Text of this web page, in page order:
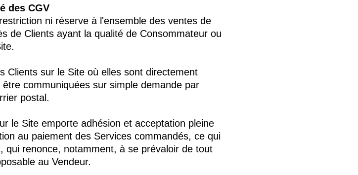
des CGV
ni réserve à l'ensemble des ventes de
de Clients ayant la qualité de Consommateur ou
Clients sur le Site où elles sont directement
communiquées sur simple demande par
postal.
le Site emporte adhésion et acceptation pleine
au paiement des Services commandés, ce qui
qui renonce, notamment, à se prévaloir de tout
au Vendeur.